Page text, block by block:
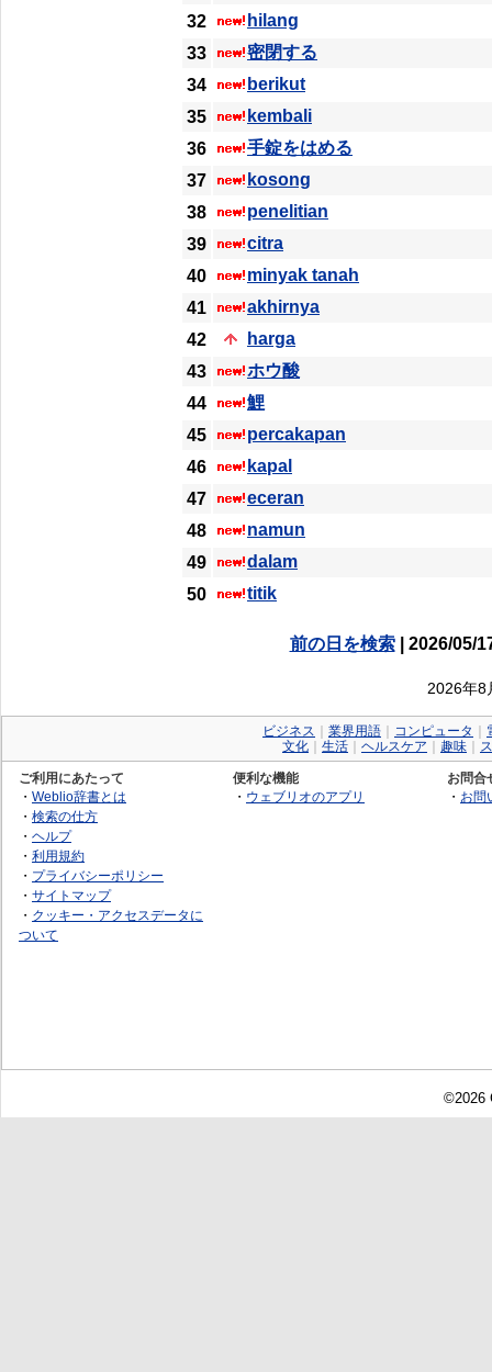
32
hilang
33
密閉する
34
berikut
35
kembali
36
手錠をはめる
37
kosong
38
penelitian
39
citra
40
minyak tanah
41
akhirnya
42
harga
43
ホウ酸
44
鯉
45
percakapan
46
kapal
47
eceran
48
namun
49
dalam
50
titik
前の日を検索| 2026/05/
2026年8
ビジネス 業界用語 コンピュータ
文化
生活 ヘルスケア 趣味
ご利用にあたって
・ Weblio辞書とは
・ 検索の仕方
・ ヘルプ
・ 利用規約
・ プライバシーポリシー
・ サイトマップ
・ クッキー・アクセスデータに
ついて
便利な機能
・ ウェブリオのアプリ
お問合
・ お問
©2026